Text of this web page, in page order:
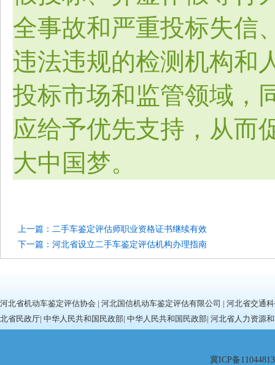
全事故和严重投标失信
违法违规的检测机构和
投标市场和监管领域，
应给予优先支持，从而
大中国梦。
上一篇：二手车鉴定评估师职业资格证书继续有效
下一篇：河北省设立二手车鉴定评估机构办理指南
河北省机动车鉴定评估协会 | 河北国信机动车鉴定评估有限公司 | 河北省交通
北省民政厅| 中华人民共和国民政部| 中华人民共和国民政部| 河北省人力资源
冀ICP备